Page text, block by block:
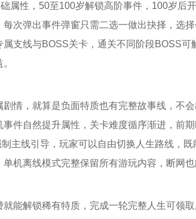
属性，50至100岁解锁高阶事件，100岁后
次弹出事件弹窗只需二选一做出抉择，选
支线与BOSS关卡，通关不同阶段BOSS可
情，就算是负面特质也有完整故事线，不
件自然提升属性，关卡难度循序渐进，前
主线引导，玩家可以自由切换人生路线，
机离线模式完整保留所有游玩内容，断网也
能解锁稀有特质，完成一轮完整人生可领